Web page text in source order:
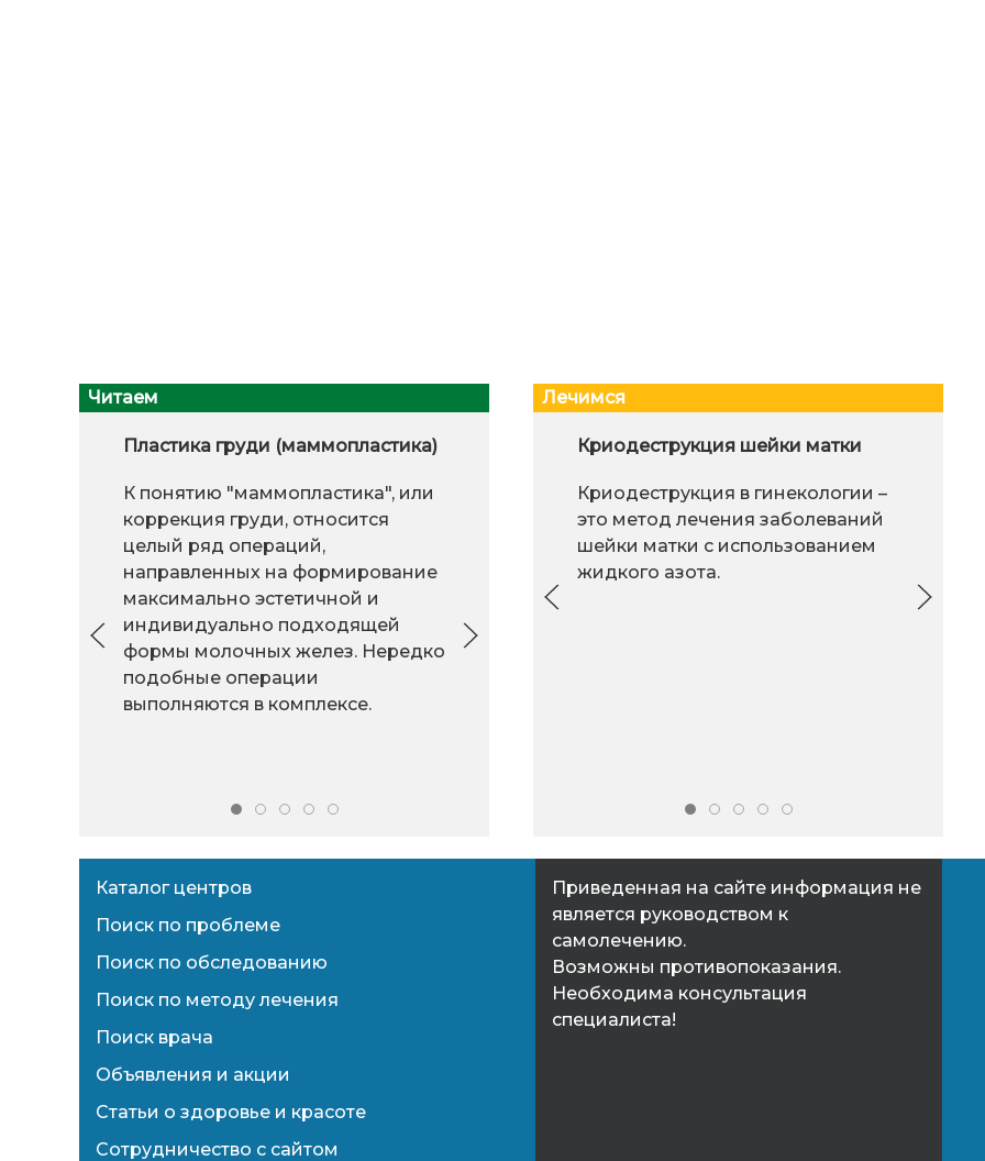
Читаем
Пластика груди (маммопластика)
К понятию "маммопластика", или
коррекция груди, относится
целый ряд операций,
направленных на формирование
максимально эстетичной и
индивидуально подходящей
формы молочных желез. Нередко
подобные операции
выполняются в комплексе.
Мужское здоровье: осенняя
"подарков"
Для того, чтобы трудовые и
семейные будни не омрачили
радостных воспоминаний о
Лечимся
Криодеструкция шейки матки
Криодеструкция в гинекологии –
это метод лечения заболеваний
шейки матки с использованием
жидкого азота.
Каталог центров
Поиск по проблеме
Поиск по обследованию
Поиск по методу лечения
Поиск врача
Объявления и акции
Статьи о здоровье и красоте
Сотрудничество с сайтом
Приведенная на сайте информация не
является руководством к
самолечению.
Возможны противопоказания.
Необходима консультация
специалиста!